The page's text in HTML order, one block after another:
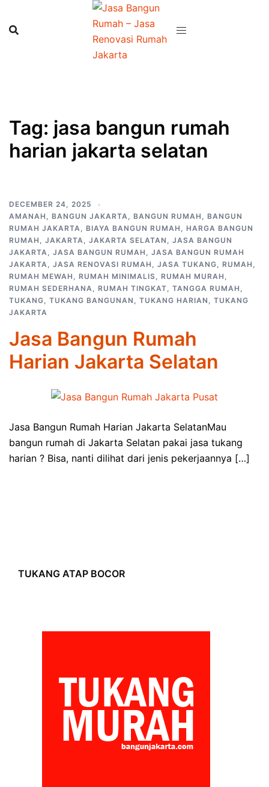
content
Tag: jasa bangun rumah
harian jakarta selatan
DECEMBER 24, 2025
AMANAH , BANGUN JAKARTA, BANGUN RUMAH , BANGUN
RUMAH JAKARTA, BIAYA BANGUN RUMAH , HARGA BANGUN
RUMAH , JAKARTA, JAKARTA SELATAN , JASA BANGUN
JAKARTA, JASA BANGUN RUMAH , JASA BANGUN RUMAH
JAKARTA, JASA RENOVASI RUMAH , JASA TUKANG, RUMAH ,
RUMAH MEWAH , RUMAH MINIMALIS, RUMAH MURAH ,
RUMAH SEDERHANA, RUMAH TINGKAT, TANGGA RUMAH ,
TUKANG, TUKANG BANGUNAN , TUKANG HARIAN , TUKANG
JAKARTA
Jasa Bangun Rumah
Harian Jakarta Selatan
Jasa Bangun Rumah Harian Jakarta SelatanMau
bangun rumah di Jakarta Selatan pakai jasa tukang
harian ? Bisa, nanti dilihat dari jenis pekerjaannya […]
TUKANG ATAP BOCOR